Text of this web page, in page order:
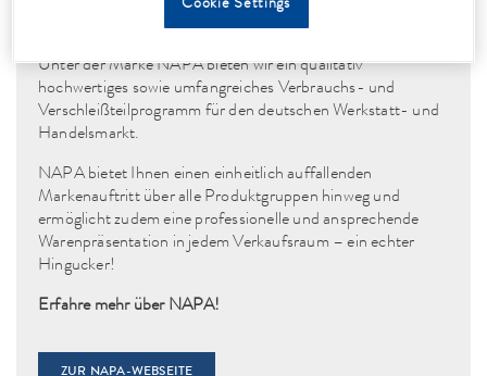
FÜR IHRE WERKSTATT!
Unter der Marke NAPA bieten wir ein qualitativ
hochwertiges sowie umfangreiches Verbrauchs- und
Verschleißteilprogramm für den deutschen Werkstatt- und
Handelsmarkt.
NAPA bietet Ihnen einen einheitlich auffallenden
Markenauftritt über alle Produktgruppen hinweg und
ermöglicht zudem eine professionelle und ansprechende
Warenpräsentation in jedem Verkaufsraum – ein echter
Hingucker!
Erfahre mehr über NAPA!
ZUR NAPA-WEBSEITE
Cookie Settings